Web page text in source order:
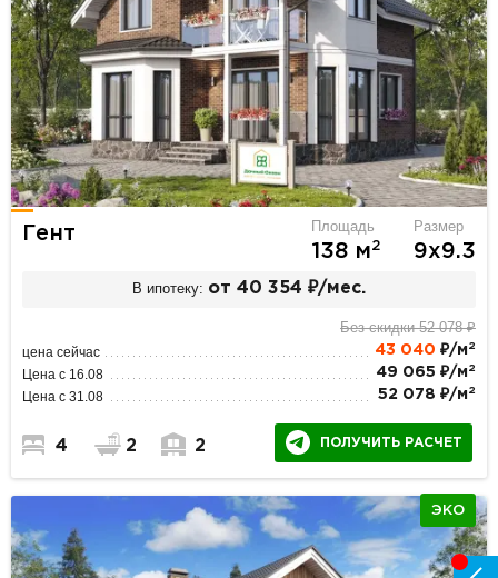
Гент Площадь
138 м2
Размер
9х9.3
В ипотеку: от 40 354 ₽/мес.
Без скидки 52 078 ₽
цена сейчас 43 040 ₽/м 2
Цена с 16.08 49 065 ₽/м 2
Цена с 31.08 52 078 ₽/м 2
4 2 2 ПОЛУЧИТЬ РАСЧЕТ
ЭКО